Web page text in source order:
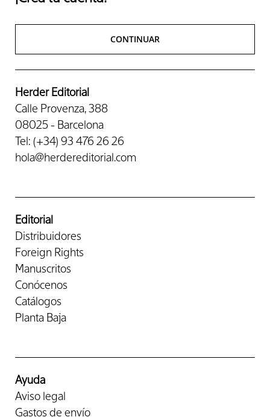
CONTINUAR
Herder Editorial
Calle Provenza, 388
08025 - Barcelona
Tel: (+34) 93 476 26 26
hola@herdereditorial.com
Editorial
Distribuidores
Foreign Rights
Manuscritos
Conócenos
Catálogos
Planta Baja
Ayuda
Aviso legal
Gastos de envío